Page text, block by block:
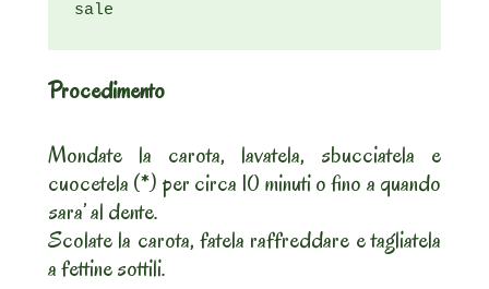
sale
Procedimento
Mondate la carota, lavatela, sbucciatela e
cuocetela (*) per circa 10 minuti o fino a quando
sara’ al dente.
Scolate la carota, fatela raffreddare e tagliatela
a fettine sottili.